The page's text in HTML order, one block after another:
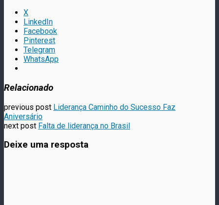
X
LinkedIn
Facebook
Pinterest
Telegram
WhatsApp
Relacionado
previous post Liderança Caminho do Sucesso Faz
Aniversário
next post Falta de liderança no Brasil
Deixe uma resposta